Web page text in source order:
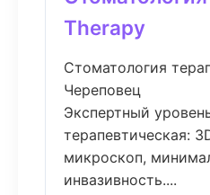
Therapy
Стоматология
Череповец
Экспертный
терапевтическая:
микроскоп,
инвазивность....